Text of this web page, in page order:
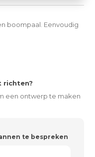
boompaal. Eenvoudig
richten?
een ontwerp te maken
te bespreken